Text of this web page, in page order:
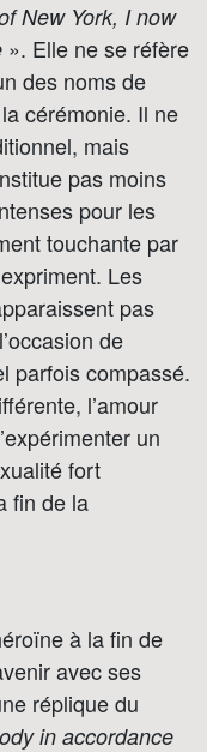
New York, I now
». Elle ne se réfère
des noms de
cérémonie. Il ne
mais
pas moins
pour les
touchante par
Les
pas
de
parfois compassé.
l’amour
un
fort
fin de la
à la fin de
avec ses
réplique du
in accordance